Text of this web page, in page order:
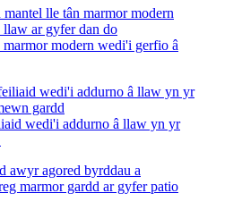
modern wedi'i gerfio â
wedi'i addurno â llaw yn yr